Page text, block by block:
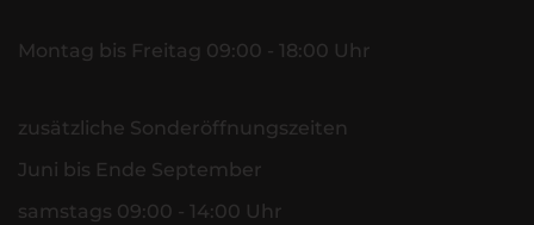
Montag bis Freitag 09:00 - 18:00 Uhr
zusätzliche Sonderöffnungszeiten
Juni bis Ende September
samstags 09:00 - 14:00 Uhr